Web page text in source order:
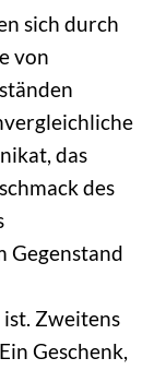
sich durch
von
das
des
Gegenstand
Zweitens
Geschenk,